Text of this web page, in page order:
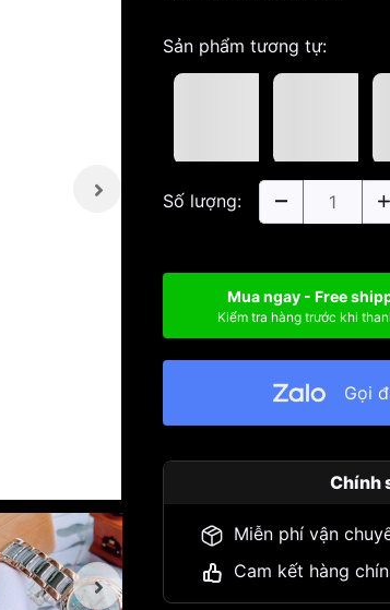
Sản phẩm tương tự:
Số lượng:
Mua ngay - Free
Kiểm tra hàng trước khi
Gọi
Chính
Miễn phí vận
Cam kết hàng